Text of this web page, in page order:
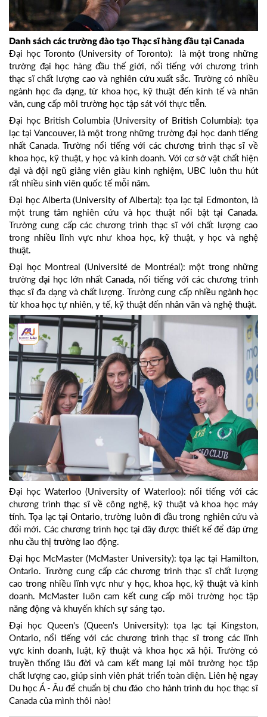
Danh sách các trường đào tạo Thạc sĩ hàng đầu tại Canada
Đại học Toronto (University of Toronto): là một trong những
trường đại học hàng đầu thế giới, nổi tiếng với chương trình
thạc sĩ chất lượng cao và nghiên cứu xuất sắc. Trường có nhiều
ngành học đa dạng, từ khoa học, kỹ thuật đến kinh tế và nhân
văn, cung cấp môi trường học tập sát với thực tiễn.
Đại học British Columbia (University of British Columbia): tọa
lạc tại Vancouver, là một trong những trường đại học danh tiếng
nhất Canada. Trường nổi tiếng với các chương trình thạc sĩ về
khoa học, kỹ thuật, y học và kinh doanh. Với cơ sở vật chất hiện
đại và đội ngũ giảng viên giàu kinh nghiệm, UBC luôn thu hút
rất nhiều sinh viên quốc tế mỗi năm.
Đại học Alberta (University of Alberta): tọa lạc tại Edmonton, là
một trung tâm nghiên cứu và học thuật nổi bật tại Canada.
Trường cung cấp các chương trình thạc sĩ với chất lượng cao
trong nhiều lĩnh vực như khoa học, kỹ thuật, y học và nghệ
thuật.
Đại học Montreal (Université de Montréal): một trong những
trường đại học lớn nhất Canada, nổi tiếng với các chương trình
thạc sĩ đa dạng và chất lượng. Trường cung cấp nhiều ngành học
từ khoa học tự nhiên, y tế, kỹ thuật đến nhân văn và nghệ thuật.
Đại học Waterloo (University of Waterloo): nổi tiếng với các
chương trình thạc sĩ về công nghệ, kỹ thuật và khoa học máy
tính. Tọa lạc tại Ontario, trường luôn đi đầu trong nghiên cứu và
đổi mới. Các chương trình học tại đây được thiết kế để đáp ứng
nhu cầu thị trường lao động.
Đại học McMaster (McMaster University): tọa lạc tại Hamilton,
Ontario. Trường cung cấp các chương trình thạc sĩ chất lượng
cao trong nhiều lĩnh vực như y học, khoa học, kỹ thuật và kinh
doanh. McMaster luôn cam kết cung cấp môi trường học tập
năng động và khuyến khích sự sáng tạo.
Đại học Queen's (Queen's University): tọa lạc tại Kingston,
Ontario, nổi tiếng với các chương trình thạc sĩ trong các lĩnh
vực kinh doanh, luật, kỹ thuật và khoa học xã hội. Trường có
truyền thống lâu đời và cam kết mang lại môi trường học tập
chất lượng cao, giúp sinh viên phát triển toàn diện. Liên hệ ngay
Du học Á - Âu để chuẩn bị chu đáo cho hành trình du học thạc sĩ
Canada của mình thôi nào!